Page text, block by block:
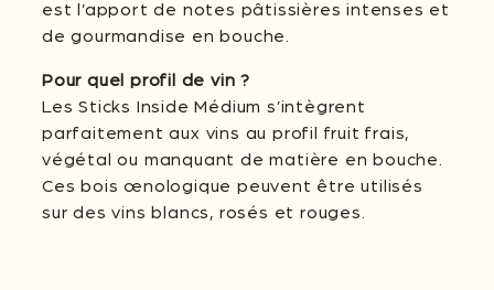
est l’apport de notes pâtissières intenses et
de gourmandise en bouche.
Pour quel profil de vin ?
Les Sticks Inside Médium s’intègrent
parfaitement aux vins au profil fruit frais,
végétal ou manquant de matière en bouche.
Ces bois œnologique peuvent être utilisés
sur des vins blancs, rosés et rouges.